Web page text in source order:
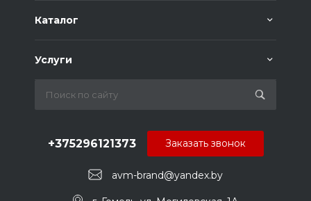
Каталог
Услуги
+375296121373
avm-brand@yandex.by
Заказать звонок